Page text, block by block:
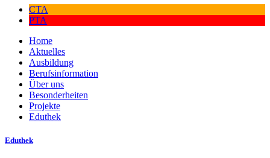
CTA
PTA
Home
Aktuelles
Ausbildung
Berufsinformation
Über uns
Besonderheiten
Projekte
Eduthek
Eduthek